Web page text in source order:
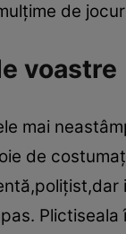
de
voastre
mai
de